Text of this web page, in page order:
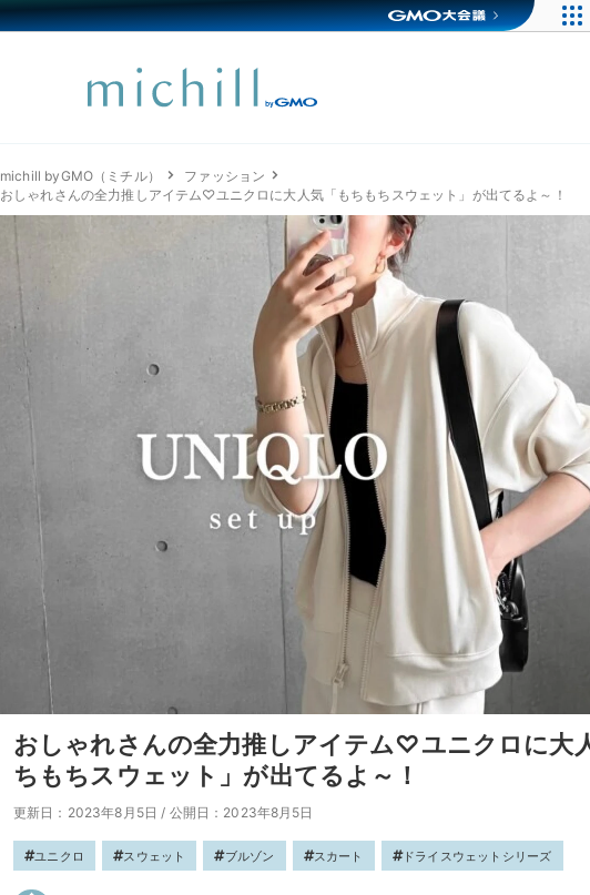
michill byGMO（ミチル）
ファッション
おしゃれさんの全力推しアイテム♡ユニクロに大人気「もちもちスウェット」が出てるよ～！
おしゃれさんの全力推しアイテム♡ユニクロに大
ちもちスウェット」が出てるよ～！
更新日：2023年8月5日 / 公開日：2023年8月5日
ユニクロ スウェット ブルゾン スカート ドライスウェットシリーズ